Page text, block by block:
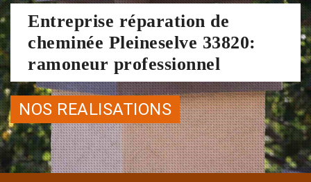
Entreprise réparation de
cheminée Pleineselve 33820:
ramoneur professionnel
NOS REALISATIONS